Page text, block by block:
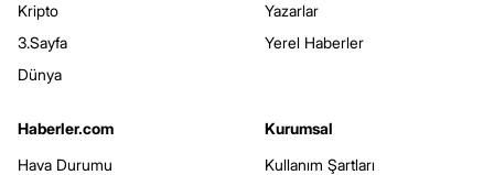
Kripto
3.Sayfa
Dünya
Yazarlar
Yerel Haberler
Haberler.com
Hava Durumu
Kurumsal
Kullanım Şartları